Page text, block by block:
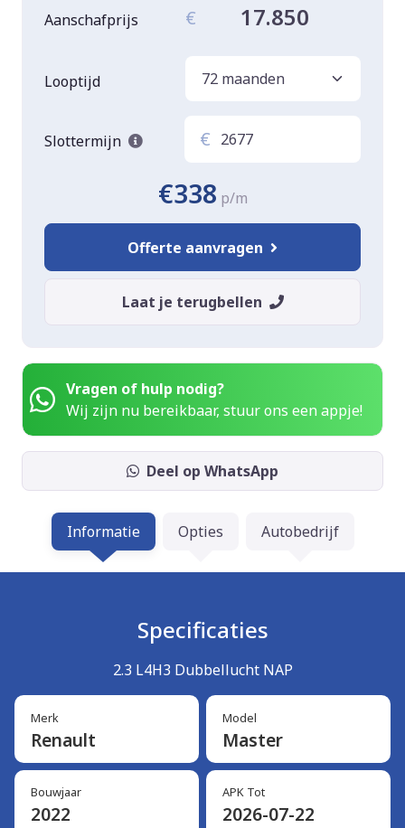
Aanschafprijs € 17.850
Looptijd
Slottermijn €
€338 p/m
Offerte aanvragen
Laat je terugbellen
Vragen of hulp nodig?
Wij zijn nu bereikbaar, stuur ons een appje!
Deel op WhatsApp
Informatie Opties Autobedrijf
Specificaties
2.3 L4H3 Dubbellucht NAP
Merk
Renault
Model
Master
Bouwjaar
2022
APK Tot
2026-07-22